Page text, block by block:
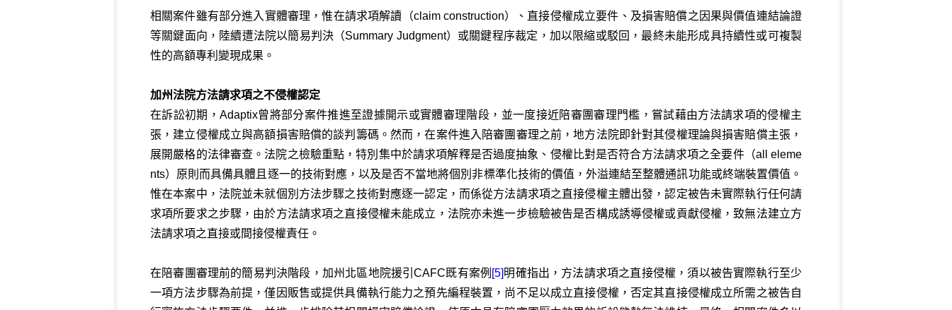
相關案件雖有部分進入實體審理，惟在請求項解讀（claim construction）、直接侵權成立要件、及損害賠償之因果與價值連結論證
等關鍵面向，陸續遭法院以簡易判決（Summary Judgment）或關鍵程序裁定，加以限縮或駁回，最終未能形成具持續性或可複製
性的高額專利變現成果。
加州法院方法請求項之不侵權認定
在訴訟初期，Adaptix曾將部分案件推進至證據開示或實體審理階段，並一度接近陪審團審理門檻，嘗試藉由方法請求項的侵權主
張，建立侵權成立與高額損害賠償的談判籌碼。然而，在案件進入陪審團審理之前，地方法院即針對其侵權理論與損害賠償主張，
展開嚴格的法律審查。法院之檢驗重點，特別集中於請求項解釋是否過度抽象、侵權比對是否符合方法請求項之全要件（all eleme
nts）原則而具備具體且逐一的技術對應，以及是否不當地將個別非標準化技術的價值，外溢連結至整體通訊功能或終端裝置價值。
惟在本案中，法院並未就個別方法步驟之技術對應逐一認定，而係從方法請求項之直接侵權主體出發，認定被告未實際執行任何請
求項所要求之步驟，由於方法請求項之直接侵權未能成立，法院亦未進一步檢驗被告是否構成誘導侵權或貢獻侵權，致無法建立方
法請求項之直接或間接侵權責任。
在陪審團審理前的簡易判決階段，加州北區地院援引CAFC既有案例 [5]明確指出，方法請求項之直接侵權，須以被告實際執行至少
一項方法步驟為前提，僅因販售或提供具備執行能力之預先編程裝置，尚不足以成立直接侵權，否定其直接侵權成立所需之被告自